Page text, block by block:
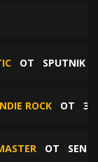
ОТ SPUTNIK
ROCK ОТ
ОТ